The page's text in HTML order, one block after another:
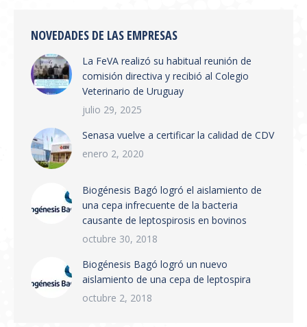
NOVEDADES DE LAS EMPRESAS
La FeVA realizó su habitual reunión de
comisión directiva y recibió al Colegio
Veterinario de Uruguay
julio 29, 2025
Senasa vuelve a certificar la calidad de CDV
enero 2, 2020
Biogénesis Bagó logró el aislamiento de
una cepa infrecuente de la bacteria
causante de leptospirosis en bovinos
octubre 30, 2018
Biogénesis Bagó logró un nuevo
aislamiento de una cepa de leptospira
octubre 2, 2018